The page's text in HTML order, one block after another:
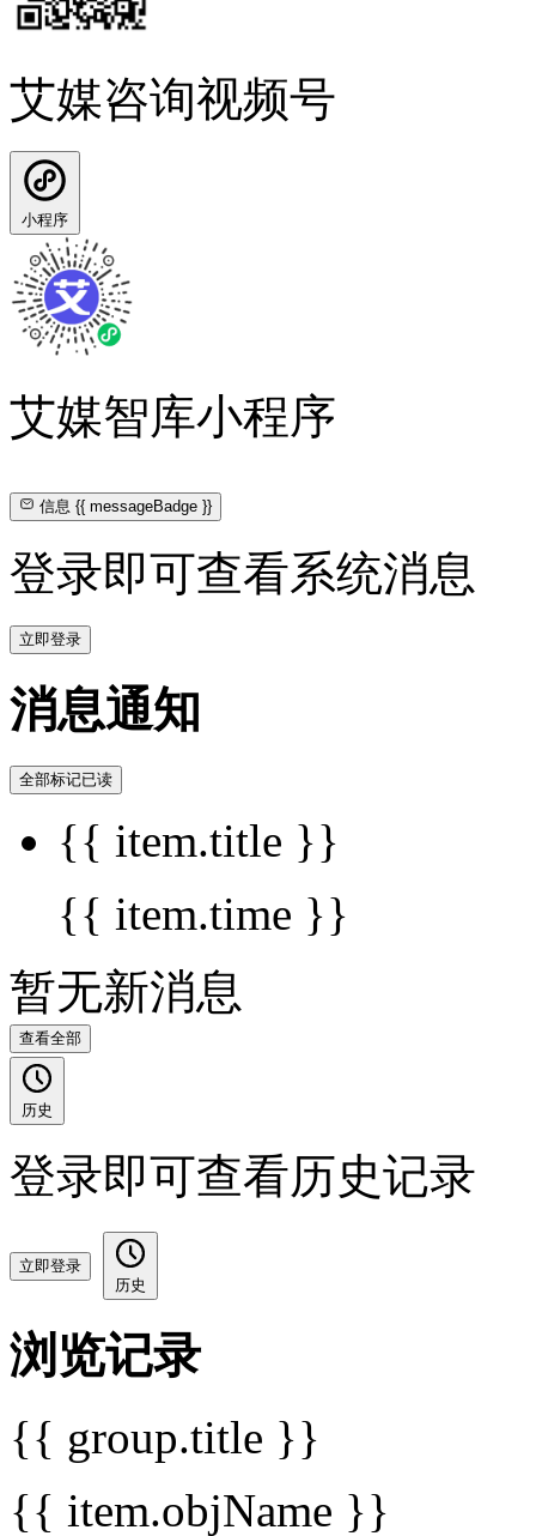
艾媒咨询视频号
小程序
艾媒智库小程序
信息{{ messageBadge }}
登录即可查看系统消息
立即登录
消息通知
全部标记已读
{{ item.title }}
{{ item.time }}
暂无新消息
查看全部
历史
登录即可查看历史记录
立即登录
历史
浏览记录
{{ group.title }}
{{ item.objName }}